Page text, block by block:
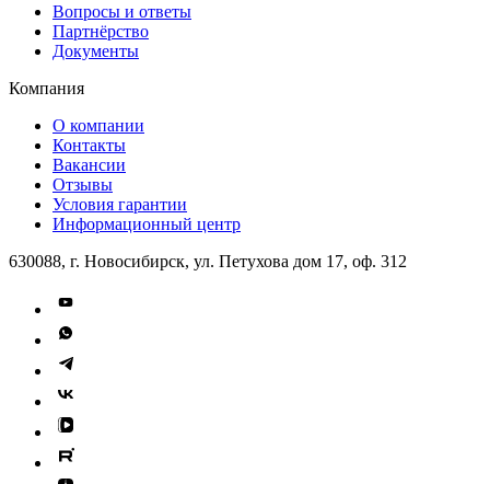
Вопросы и ответы
Партнёрство
Документы
Компания
О компании
Контакты
Вакансии
Отзывы
Условия гарантии
Информационный центр
630088, г. Новосибирск, ул. Петухова дом 17, оф. 312